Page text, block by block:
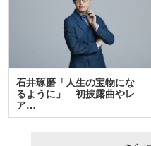
石井琢磨「人生の宝物にな
るように」 初披露曲やレ
ア…